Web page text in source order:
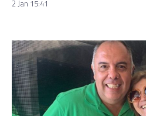
2 Jan 15:41